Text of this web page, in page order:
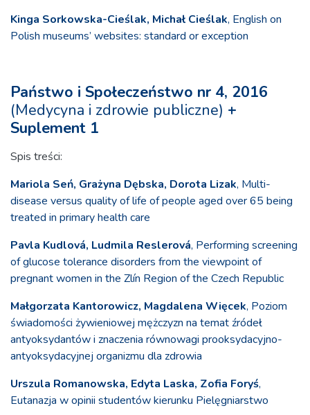
Kinga Sorkowska-Cieślak, Michał Cieślak, English on
Polish museums’ websites: standard or exception
Państwo i Społeczeństwo nr 4, 2016
(Medycyna i zdrowie publiczne) +
Suplement 1
Spis treści:
Mariola Seń, Grażyna Dębska, Dorota Lizak, Multi-
disease versus quality of life of people aged over 65 being
treated in primary health care
Pavla Kudlová, Ludmila Reslerová, Performing screening
of glucose tolerance disorders from the viewpoint of
pregnant women in the Zlín Region of the Czech Republic
Małgorzata Kantorowicz, Magdalena Więcek, Poziom
świadomości żywieniowej mężczyzn na temat źródeł
antyoksydantów i znaczenia równowagi prooksydacyjno-
antyoksydacyjnej organizmu dla zdrowia
Urszula Romanowska, Edyta Laska, Zofia Foryś,
Eutanazja w opinii studentów kierunku Pielęgniarstwo